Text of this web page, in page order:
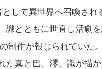
して異世界へ召喚され
識とともに世直し活劇
制作が報じられていた。
た真と巴、澪、識が描